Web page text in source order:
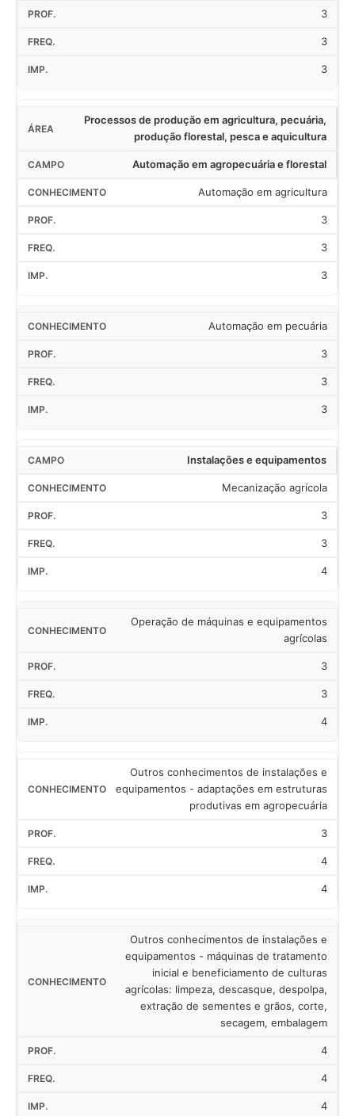
3
3
3
Processos de produção em agricultura, pecuária,
produção florestal, pesca e aquicultura
Automação em agropecuária e florestal
Automação em agricultura
3
3
3
Automação em pecuária
3
3
3
Instalações e equipamentos
Mecanização agrícola
3
3
4
Operação de máquinas e equipamentos
agrícolas
3
3
4
Outros conhecimentos de instalações e
equipamentos - adaptações em estruturas
produtivas em agropecuária
3
4
4
Outros conhecimentos de instalações e
equipamentos - máquinas de tratamento
inicial e beneficiamento de culturas
agrícolas: limpeza, descasque, despolpa,
extração de sementes e grãos, corte,
secagem, embalagem
4
4
4